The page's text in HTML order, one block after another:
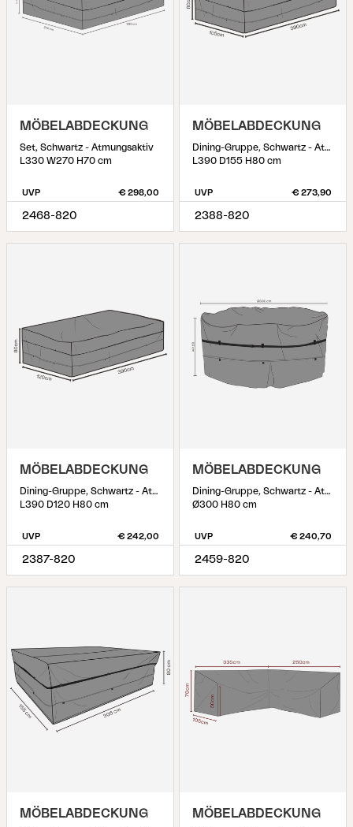
MÖBELABDECKUNG
Set, Schwartz - Atmungsaktiv
L330 W270 H70 cm
UVP € 298,00
2468-820
MÖBELABDECKUNG
Dining-Gruppe, Schwartz - Atmungsaktiv
L390 D155 H80 cm
UVP € 273,90
2388-820
MÖBELABDECKUNG
Dining-Gruppe, Schwartz - Atmungsaktiv
L390 D120 H80 cm
UVP € 242,00
2387-820
MÖBELABDECKUNG
Dining-Gruppe, Schwartz - Atmungsaktiv
Ø300 H80 cm
UVP € 240,70
2459-820
MÖBELABDECKUNG MÖBELABDECKUNG